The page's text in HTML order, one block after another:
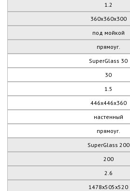
1.2
360х360х300
под мойкой
прямоуг.
SuperGlass 30
30
1.5
446х446х360
настенный
прямоуг.
SuperGlass 200
200
2.6
1478х505х520